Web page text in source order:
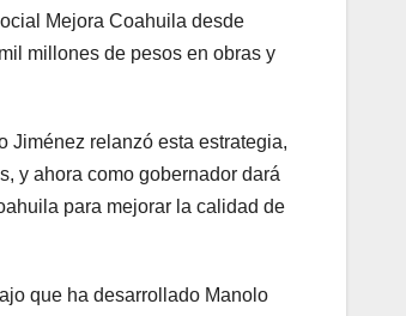
Mejora Coahuila desde
millones de pesos en obras y
Jiménez relanzó esta estrategia,
y ahora como gobernador dará
para mejorar la calidad de
que ha desarrollado Manolo